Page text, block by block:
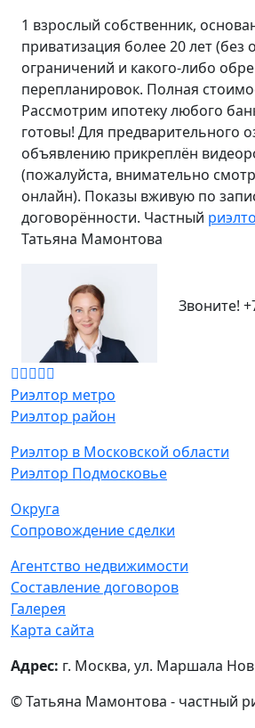
1 взрослый собственник,
приватизация более 20 лет (без
ограничений и какого-либо
перепланировок. Полная
Рассмотрим ипотеку любого
готовы! Для предварительного
объявлению прикреплён
(пожалуйста, внимательно
онлайн). Показы вживую по
договорённости. Частный
Татьяна Мамонтова
Звоните!
Риэлтор метро
Риэлтор район
Риэлтор в Московской области
Риэлтор Подмосковье
Округа
Сопровождение сделки
Агентство недвижимости
Составление договоров
Галерея
Карта сайта
Адрес: г. Москва, ул. Маршала
© Татьяна Мамонтова - частный